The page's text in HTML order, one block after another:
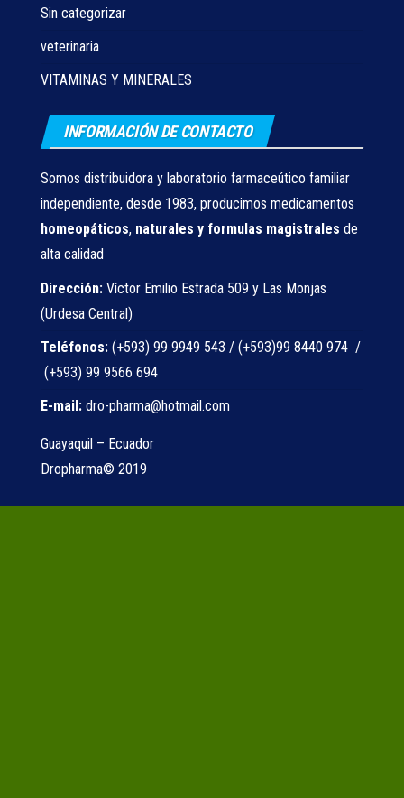
Sin categorizar
veterinaria
VITAMINAS Y MINERALES
INFORMACIÓN DE CONTACTO
Somos distribuidora y laboratorio farmaceútico familiar
independiente, desde 1983, producimos medicamentos
homeopáticos, naturales y formulas magistrales de
alta calidad
Dirección: Víctor Emilio Estrada 509 y Las Monjas
(Urdesa Central)
Teléfonos: (+593) 99 9949 543 / (+593)99 8440 974 /
(+593) 99 9566 694
E-mail: dro-pharma@hotmail.com
Guayaquil – Ecuador
Dropharma© 2019